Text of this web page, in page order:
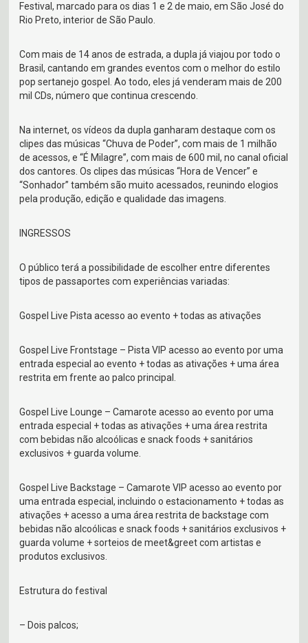
Festival, marcado para os dias 1 e 2 de maio, em São José do
Rio Preto, interior de São Paulo.
Com mais de 14 anos de estrada, a dupla já viajou por todo o
Brasil, cantando em grandes eventos com o melhor do estilo
pop sertanejo gospel. Ao todo, eles já venderam mais de 200
mil CDs, número que continua crescendo.
Na internet, os vídeos da dupla ganharam destaque com os
clipes das músicas “Chuva de Poder”, com mais de 1 milhão
de acessos, e “É Milagre”, com mais de 600 mil, no canal oficial
dos cantores. Os clipes das músicas “Hora de Vencer” e
“Sonhador” também são muito acessados, reunindo elogios
pela produção, edição e qualidade das imagens.
INGRESSOS
O público terá a possibilidade de escolher entre diferentes
tipos de passaportes com experiências variadas:
Gospel Live Pista acesso ao evento + todas as ativações
Gospel Live Frontstage – Pista VIP acesso ao evento por uma
entrada especial ao evento + todas as ativações + uma área
restrita em frente ao palco principal.
Gospel Live Lounge – Camarote acesso ao evento por uma
entrada especial + todas as ativações + uma área restrita
com bebidas não alcoólicas e snack foods + sanitários
exclusivos + guarda volume.
Gospel Live Backstage – Camarote VIP acesso ao evento por
uma entrada especial, incluindo o estacionamento + todas as
ativações + acesso a uma área restrita de backstage com
bebidas não alcoólicas e snack foods + sanitários exclusivos +
guarda volume + sorteios de meet&greet com artistas e
produtos exclusivos.
Estrutura do festival
– Dois palcos;